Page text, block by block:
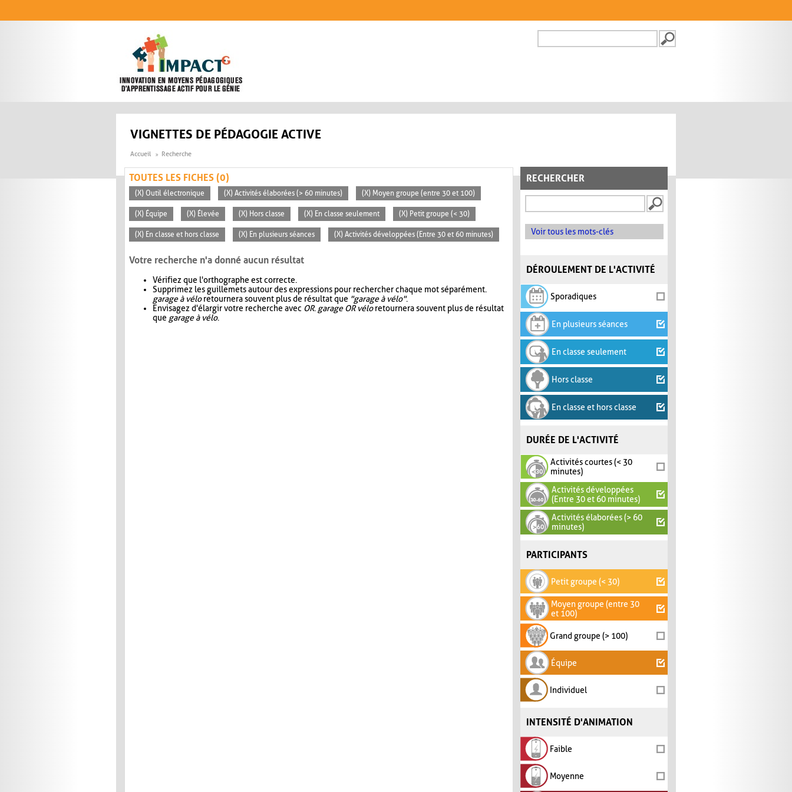
FORMULAIRE DE
VIGNETTES DE PÉDAGOGIE ACTIVE
Accueil Recherche
RECHERCHER
Voir tous les mots-clés
DÉROULEMENT DE L'ACTIVITÉ
Sporadiques
En plusieurs séances
En classe seulement
Hors classe
En classe et hors classe
DURÉE DE L'ACTIVITÉ
Activités courtes (< 30
minutes)
Activités développées
(Entre 30 et 60 minutes)
Activités élaborées (> 60
minutes)
PARTICIPANTS
Petit groupe (< 30)
Moyen groupe (entre 30
et 100)
Grand groupe (> 100)
Équipe
Individuel
INTENSITÉ D'ANIMATION
Faible
Moyenne
TOUTES LES FICHES (0)
(X) Outil électronique (X) Activités élaborées (> 60 minutes) (X) Moyen groupe (entre 30 et 100)
(X) Équipe (X) Élevée (X) Hors classe (X) En classe seulement (X) Petit groupe (< 30)
(X) En classe et hors classe (X) En plusieurs séances (X) Activités développées (Entre 30 et 60 minutes)
Votre recherche n'a donné aucun résultat
Vérifiez que l'orthographe est correcte.
Supprimez les guillemets autour des expressions pour rechercher chaque mot séparément.
garage à véloretournera souvent plus de résultat que "garage à vélo".
Envisagez d'élargir votre recherche avec OR. garage OR véloretournera souvent plus de résultat
que garage à vélo.